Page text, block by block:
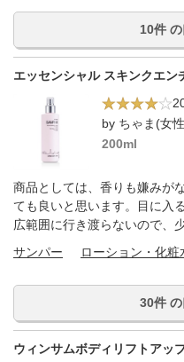
10件
エッセンシャル スキンクエン
by ちゃま(女
200ml
商品としては、香りも嫌みが
ても良いと思います。目に入
広範囲に行き渡らないので、
サンパー
ローション・化粧
30件
ウィンサムボディリフトアッ